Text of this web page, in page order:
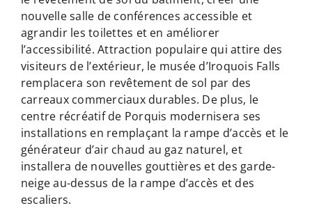
nouvelle salle de conférences accessible et
agrandir les toilettes et en améliorer
l’accessibilité. Attraction populaire qui attire des
visiteurs de l’extérieur, le musée d’Iroquois Falls
remplacera son revêtement de sol par des
carreaux commerciaux durables. De plus, le
centre récréatif de Porquis modernisera ses
installations en remplaçant la rampe d’accès et le
générateur d’air chaud au gaz naturel, et
installera de nouvelles gouttières et des garde-
neige au-dessus de la rampe d’accès et des
escaliers.